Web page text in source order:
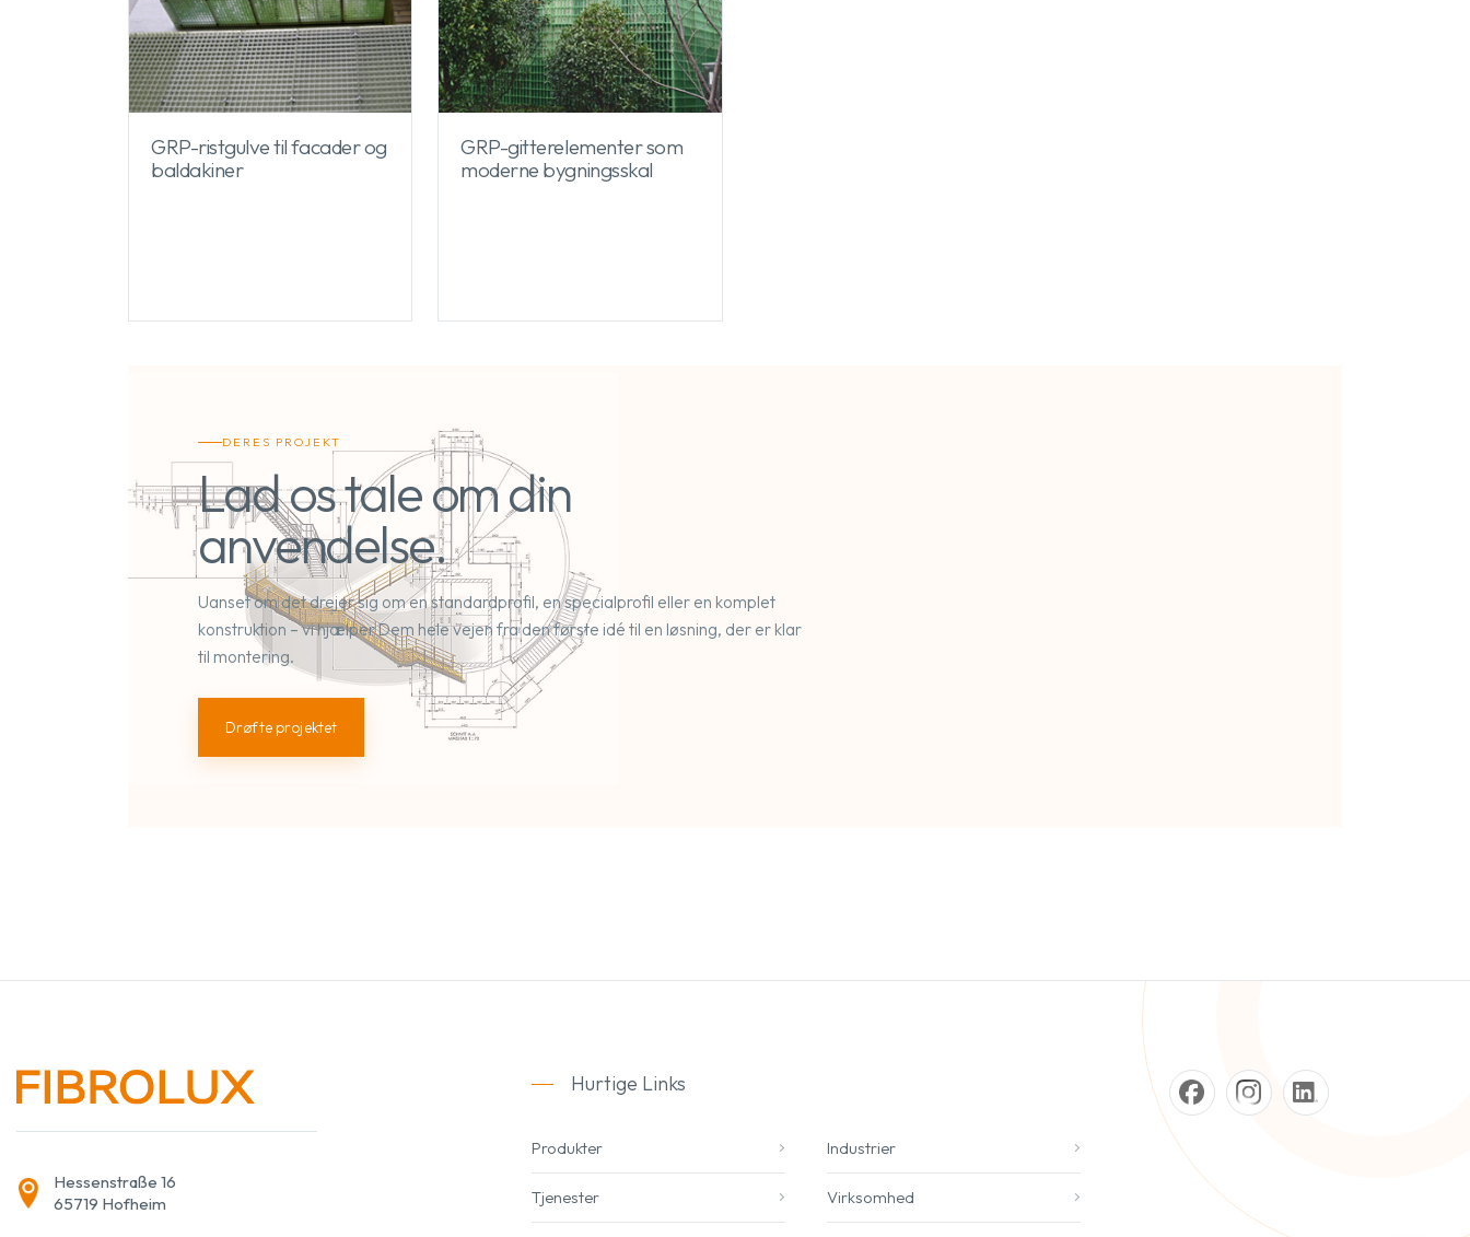
GRP-ristgulve til facader og
baldakiner
GRP-gitterelementer som
moderne bygningsskal
DERES PROJEKT
Lad os tale om din
anvendelse.
Uanset om det drejer sig om en standardprofil, en specialprofil eller en komplet
konstruktion – vi hjælper Dem hele vejen fra den første idé til en løsning, der er klar
til montering.
Drøfte projektet
Hessenstraße 16
65719 Hofheim
Hurtige Links
Produkter Industrier
Tjenester Virksomhed